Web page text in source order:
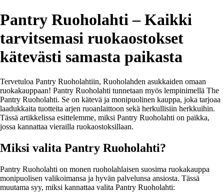
Pantry Ruoholahti – Kaikki
tarvitsemasi ruokaostokset
kätevästi samasta paikasta
Tervetuloa Pantry Ruoholahtiin, Ruoholahden asukkaiden omaan
ruokakauppaan! Pantry Ruoholahti tunnetaan myös lempinimellä The
Pantry Ruoholahti. Se on kätevä ja monipuolinen kauppa, joka tarjoaa
laadukkaita tuotteita arjen ruoanlaittoon sekä herkullisiin herkkuihin.
Tässä artikkelissa esittelemme, miksi Pantry Ruoholahti on paikka,
jossa kannattaa vierailla ruokaostoksillaan.
Miksi valita Pantry Ruoholahti?
Pantry Ruoholahti on monen ruoholahlaisen suosima ruokakauppa
monipuolisen valikoimansa ja hyvän palvelunsa ansiosta. Tässä
muutama syy, miksi kannattaa valita Pantry Ruoholahti: